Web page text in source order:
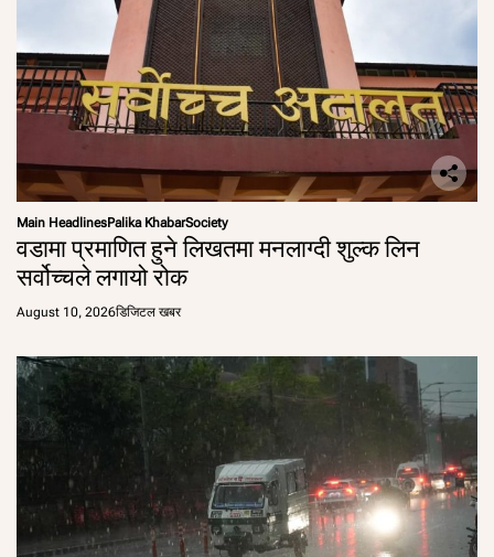
Main HeadlinesPalika KhabarSociety
वडामा प्रमाणित हुने लिखतमा मनलाग्दी शुल्क लिन
सर्वोच्चले लगायो रोक
August 10, 2026डिजिटल खबर